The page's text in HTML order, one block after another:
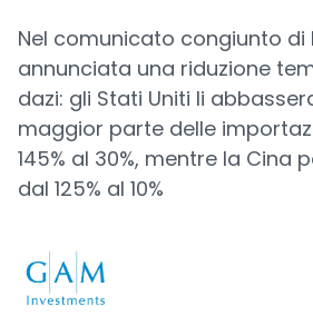
Nel comunicato congiunto di
annunciata una riduzione
dazi: gli Stati Uniti li
maggior parte delle
145% al 30%, mentre la Cina
dal 125% al 10%